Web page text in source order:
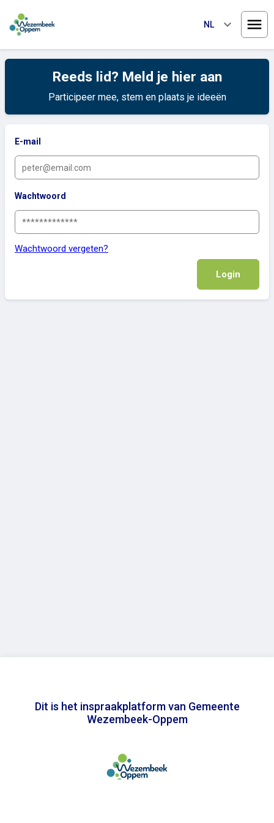
NL keyboard_arrow_down
Reeds lid? Meld je hier aan
Participeer mee, stem en plaats je ideeën
E-mail
Wachtwoord
Wachtwoord vergeten?
Login
Dit is het inspraakplatform van Gemeente
Wezembeek-Oppem